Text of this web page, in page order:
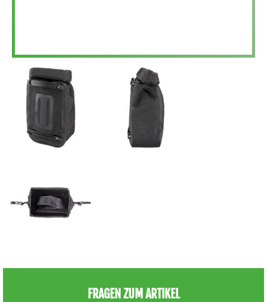
FRAGEN ZUM ARTIKEL